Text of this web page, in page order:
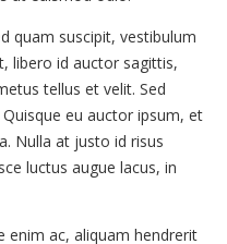
quam suscipit, vestibulum
libero id auctor sagittis,
tellus et velit. Sed
eu auctor ipsum, et
Nulla at justo id risus
luctus augue lacus, in
enim ac, aliquam hendrerit